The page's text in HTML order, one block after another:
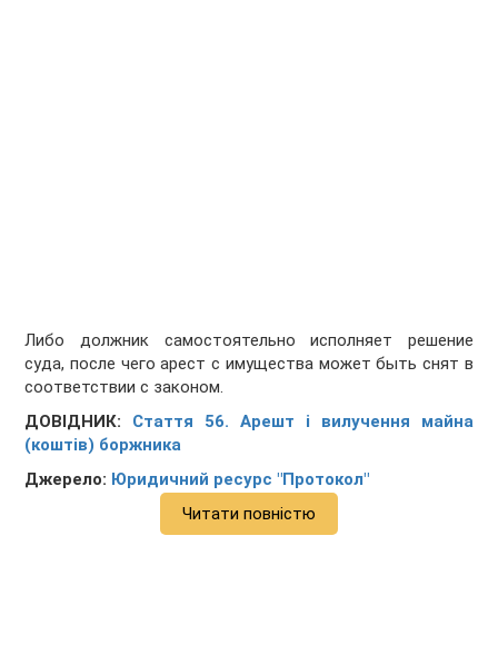
Либо должник самостоятельно исполняет решение
суда, после чего арест с имущества может быть снят в
соответствии с законом.
ДОВІДНИК: Стаття 56. Арешт і вилучення майна
(коштів) боржника
Джерело: Юридичний ресурс "Протокол"
Читати повністю